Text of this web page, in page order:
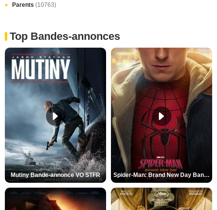
Parents (10763)
Top Bandes-annonces
Mutiny Bande-annonce VO STFR Spider-Man: Brand New Day Bande-annonce VO STFR